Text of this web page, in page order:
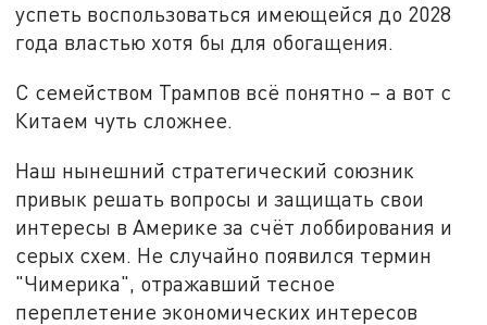
успеть воспользоваться имеющейся до 2028
года властью хотя бы для обогащения.
С семейством Трампов всё понятно – а вот с
Китаем чуть сложнее.
Наш нынешний стратегический союзник
привык решать вопросы и защищать свои
интересы в Америке за счёт лоббирования и
серых схем. Не случайно появился термин
"Чимерика", отражавший тесное
переплетение экономических интересов